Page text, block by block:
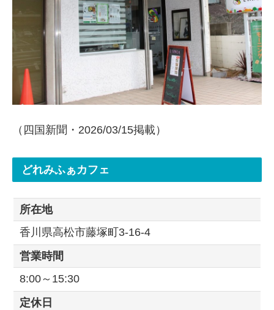
（四国新聞・2026/03/15掲載）
どれみふぁカフェ
所在地
香川県高松市藤塚町3-16-4
営業時間
8:00～15:30
定休日